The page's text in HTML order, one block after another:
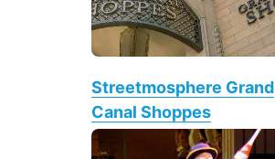
Streetmosphere Grand
Canal Shoppes